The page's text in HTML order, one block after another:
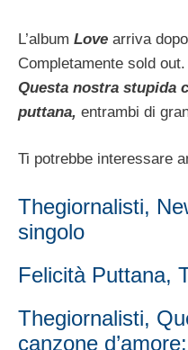
L’album Love arriva
Completamente sold
Questa nostra stupida
puttana, entrambi di
Ti potrebbe interessare
Thegiornalisti,
singolo
Felicità Puttana,
Thegiornalisti,
canzone